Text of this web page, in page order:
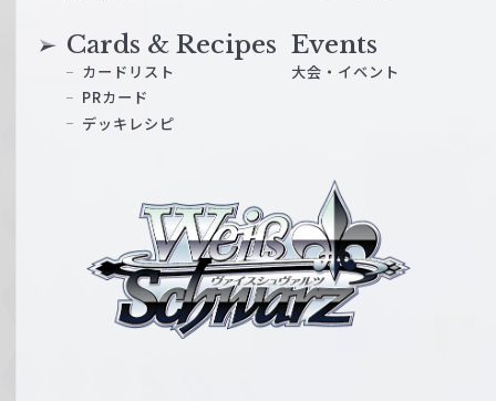
ス
Cards & Recipes
カードリスト
PRカード
デッキレシピ
Events
大会・イベント